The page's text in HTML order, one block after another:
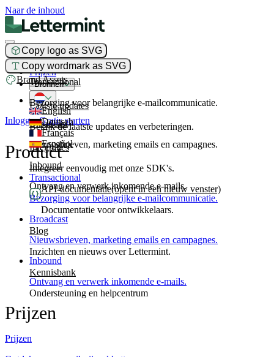
Naar de inhoud
Copy logo as SVG
Copy wordmark as SVG
Brand Assets
Product
Transactional
Bezorging voor belangrijke e-mailcommunicatie.
Broadcast
Nieuwsbrieven, marketing emails en campagnes.
Inbound
Ontvang en verwerk inkomende e-mails.
Prijzen
Bronnen
Laatste updates
Bekijk de laatste updates en verbeteringen.
Integraties
Integreer eenvoudig met onze SDK's.
API-documentatie(opent in een nieuw venster)
Documentatie voor ontwikkelaars.
Blog
Inzichten en nieuws over Lettermint.
Kennisbank
Ondersteuning en helpcentrum
English
Deutsch
Français
Español
InloggenGratis starten
Product
Transactional
Bezorging voor belangrijke e-mailcommunicatie.
Broadcast
Nieuwsbrieven, marketing emails en campagnes.
Inbound
Ontvang en verwerk inkomende e-mails.
Prijzen
Prijzen